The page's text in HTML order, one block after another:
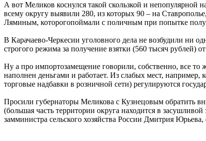
А вот Меликов коснулся такой скользкой и
всему округу выявили 280, из которых 90 – на
Ляминым, которогопоймали с поличным при попытке
В Карачаево-Черкесии уголовного дела не возбудили ни
строгого режима за получение взятки (560 тысяч рублей)
Ну а про импортозамещение говорили, собственно, все то
наполнен деньгами и работает. Из слабых мест,
торговые надбавки в розничной сети) регулируются
Просили губернаторы Меликова с Кузнецовым обратить
(большая часть территории округа находится в
замминистра сельского хозяйства России Дмитрия